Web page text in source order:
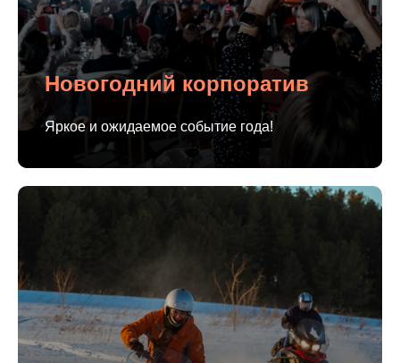
Новогодний корпоратив
Яркое и ожидаемое событие года!